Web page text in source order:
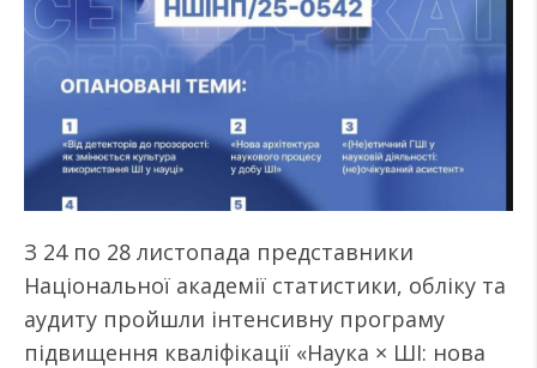
З 24 по 28 листопада представники
Національної академії статистики, обліку та
аудиту пройшли інтенсивну програму
підвищення кваліфікації «Наука × ШІ: нова